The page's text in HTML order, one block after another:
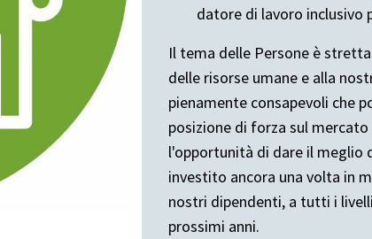
datore di lavoro inclusivo
Il tema delle Persone è
delle risorse umane e alla
pienamente consapevoli che
posizione di forza sul
l'opportunità di dare il meglio
investito ancora una volta in
nostri dipendenti, a tutti i
prossimi anni.